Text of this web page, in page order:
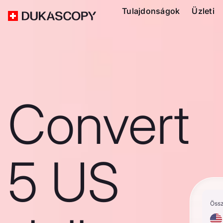
Tulajdonságok Üzleti
Convert
5 US